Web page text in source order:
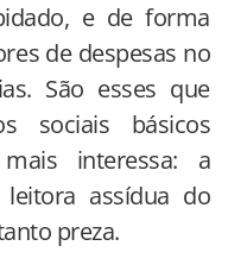
e de forma
de despesas no
São esses que
sociais básicos
interessa: a
assídua do
preza.